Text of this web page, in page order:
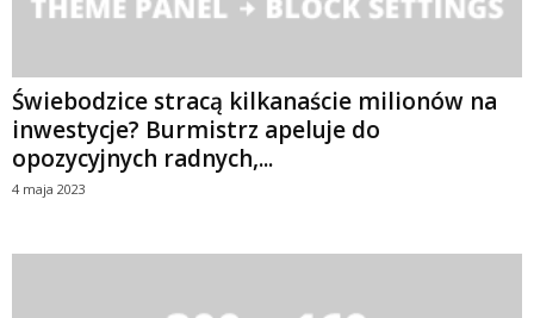
Świebodzice stracą kilkanaście milionów na
inwestycje? Burmistrz apeluje do
opozycyjnych radnych,...
4 maja 2023